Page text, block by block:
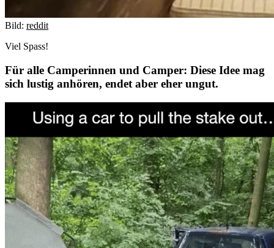
Bild: reddit
Viel Spass!
Für alle Camperinnen und Camper: Diese Idee mag
sich lustig anhören, endet aber eher ungut.